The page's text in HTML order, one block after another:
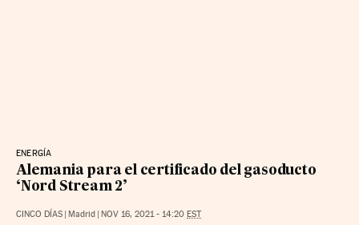
ENERGÍA
Alemania para el certificado del gasoducto
‘Nord Stream 2’
CINCO DÍAS | Madrid | NOV 16, 2021 - 14:20 EST